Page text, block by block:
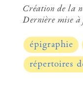
Création de la
Dernière mise
épigraphie
répertoires